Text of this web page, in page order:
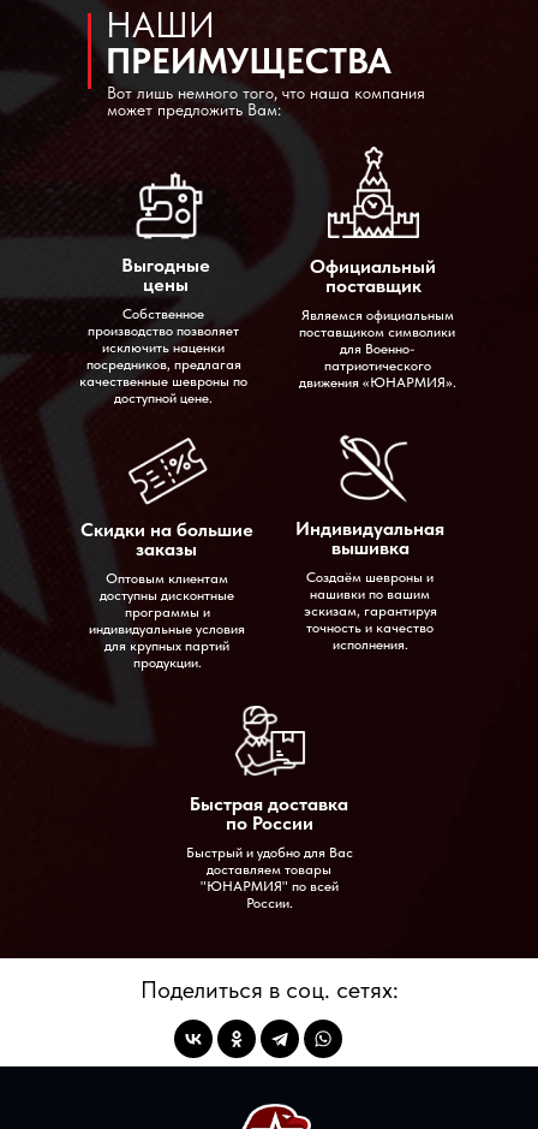
НАШИ
ПРЕИМУЩЕСТВА
Вот лишь немного того, что наша компания
может предложить Вам:
Выгодные
цены
Собственное
производство позволяет
исключить наценки
посредников, предлагая
качественные шевроны по
доступной цене.
Официальный
поставщик
Являемся официальным
поставщиком символики
для Военно-
патриотического
движения «ЮНАРМИЯ».
Скидки на большие
заказы
Оптовым клиентам
доступны дисконтные
программы и
индивидуальные условия
для крупных партий
продукции.
Индивидуальная
вышивка
Создаём шевроны и
нашивки по вашим
эскизам, гарантируя
точность и качество
исполнения.
Быстрый и удобно для Вас
доставляем товары
"ЮНАРМИЯ" по всей
России.
Быстрая доставка
по России
Поделиться в соц. сетях:
Условия работы
О нас
Вопросы-ответы